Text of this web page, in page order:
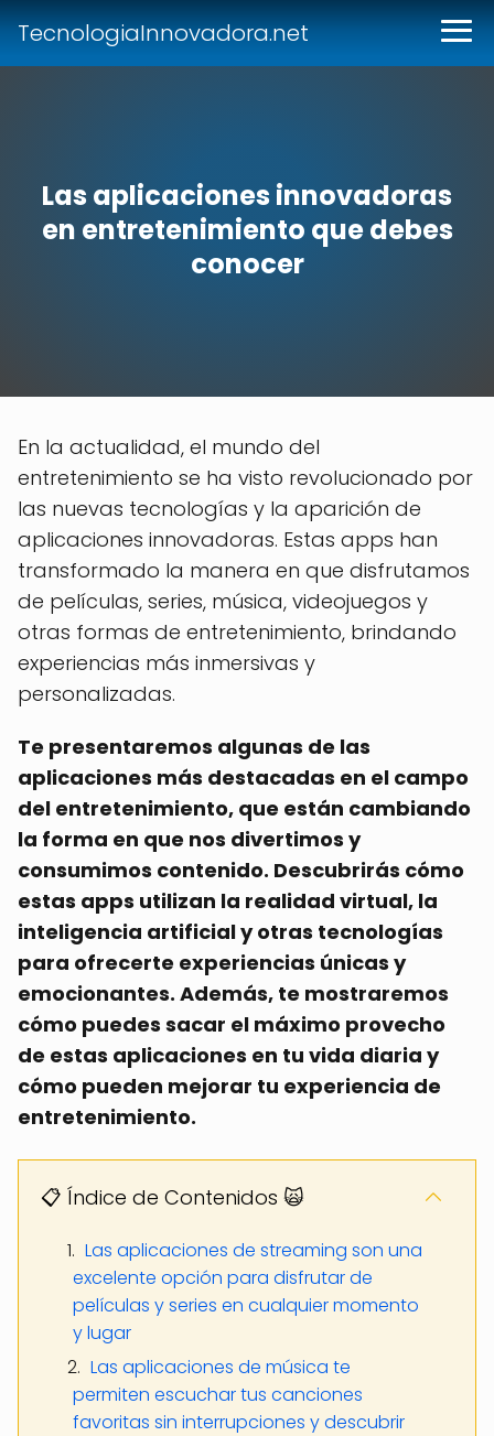
TecnologiaInnovadora.net
Las aplicaciones innovadoras
en entretenimiento que debes
conocer
En la actualidad, el mundo del
entretenimiento se ha visto revolucionado por
las nuevas tecnologías y la aparición de
aplicaciones innovadoras. Estas apps han
transformado la manera en que disfrutamos
de películas, series, música, videojuegos y
otras formas de entretenimiento, brindando
experiencias más inmersivas y
personalizadas.
Te presentaremos algunas de las
aplicaciones más destacadas en el campo
del entretenimiento, que están cambiando
la forma en que nos divertimos y
consumimos contenido. Descubrirás cómo
estas apps utilizan la realidad virtual, la
inteligencia artificial y otras tecnologías
para ofrecerte experiencias únicas y
emocionantes. Además, te mostraremos
cómo puedes sacar el máximo provecho
de estas aplicaciones en tu vida diaria y
cómo pueden mejorar tu experiencia de
entretenimiento.
📋 Índice de Contenidos 🙀
Las aplicaciones de streaming son una
excelente opción para disfrutar de
películas y series en cualquier momento
y lugar
Las aplicaciones de música te
permiten escuchar tus canciones
favoritas sin interrupciones y descubrir